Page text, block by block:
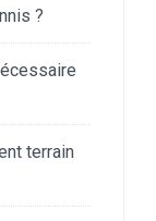
?
terrain